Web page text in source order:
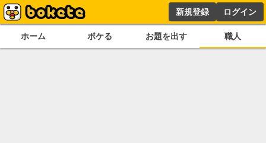
新規登録 ログイン
ホーム ボケる お題を出す 職人